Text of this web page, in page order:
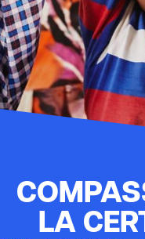
LA